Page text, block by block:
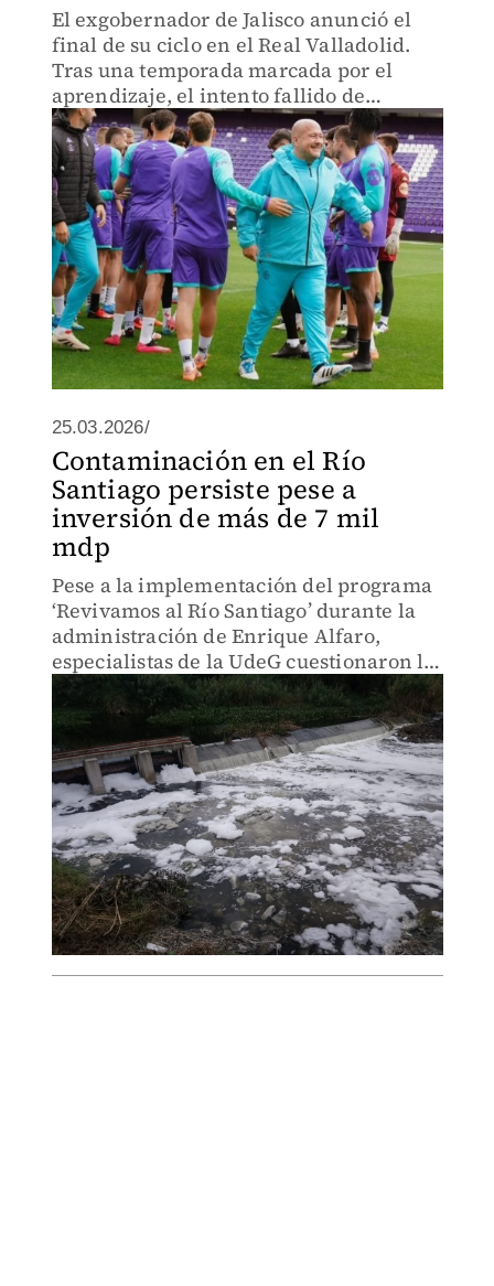
El exgobernador de Jalisco anunció el
final de su ciclo en el Real Valladolid.
Tras una temporada marcada por el
aprendizaje, el intento fallido de
ascenso y una lesión de rodilla y cadera
25.03.2026/
Contaminación en el Río
Santiago persiste pese a
inversión de más de 7 mil
mdp
Pese a la implementación del programa
‘Revivamos al Río Santiago’ durante la
administración de Enrique Alfaro,
especialistas de la UdeG cuestionaron la
efectividad de dicha estrategia